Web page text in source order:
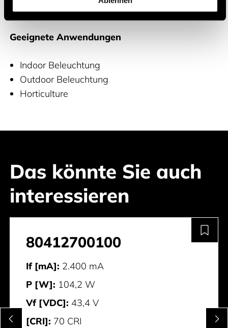
RGBW LED-Module.
Geeignete Anwendungen
Indoor Beleuchtung
Outdoor Beleuchtung
Horticulture
Das könnte Sie auch
interessieren
80412700100
If [mA]: 2.400 mA
P [W]: 104,2 W
Vf [VDC]: 43,4 V
[CRI]: 70 CRI